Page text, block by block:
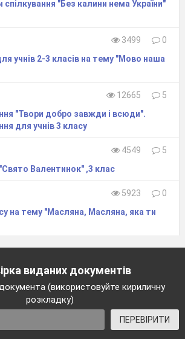
ім’я?
роду люди з таким ім'ям?
відомих людей, що носять таке
спілкування "Без калини нема України"
3499
0
учнів 2-3 класів на тему "Мово наша
12665
5
"Твори добро завжди і всюди".
для учнів 3 класу
4549
5
Валентинок" ,3 клас
5923
0
на тему "Масляна, Масляна, яка ти
виданих документів
(використовуйте кириличну
розкладку)
ПЕРЕВІРИТИ